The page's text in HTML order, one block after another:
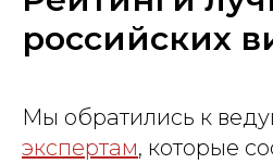
российских
Мы обратились к
экспертам, которые